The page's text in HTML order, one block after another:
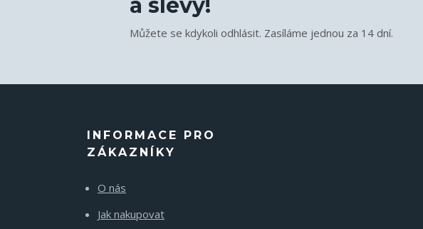
Můžete se kdykoli odhlásit. Zasíláme jednou za 14 dní.
INFORMACE PRO
ZÁKAZNÍKY
O nás
Jak nakupovat